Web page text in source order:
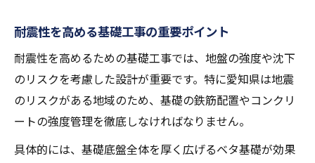
耐震性を高める基礎工事の重要ポイント
耐震性を高めるための基礎工事では、地盤の強度や沈下
のリスクを考慮した設計が重要です。特に愛知県は地震
のリスクがある地域のため、基礎の鉄筋配置やコンクリ
ートの強度管理を徹底しなければなりません。
具体的には、基礎底盤全体を厚く広げるベタ基礎が効果